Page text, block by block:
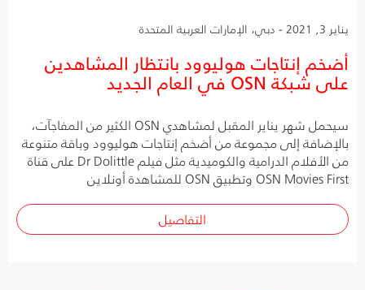
يناير 3, 2021 - دبي، الإمارات العربية المتحدة
أضخم إنتاجات هوليوود بانتظار المشاهدين
على شبكة OSN في العام الجديد
سيحمل شهر يناير المقبل لمشاهدي OSN الكثير من المفاجآت،
بالإضافة إلى مجموعة من أضخم إنتاجات هوليوود وباقة متنوعة
من الأفلام الدرامية والكوميدية مثل فيلم Dr Dolittle على قناة
OSN Movies First وتطبيق OSN للمشاهدة أونلاين
التفاصيل